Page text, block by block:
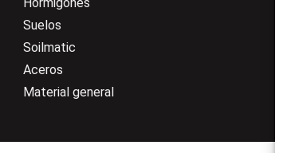
Suelos
Soilmatic
Aceros
Material general